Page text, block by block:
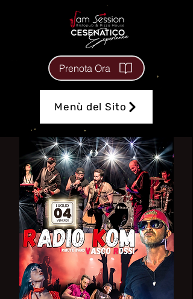
Menù del Sito
Prenota Ora